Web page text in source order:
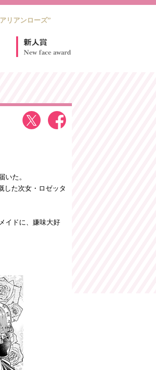
リアンローズ”
いた。
した次女・ロゼッタ
イドに、嫌味大好